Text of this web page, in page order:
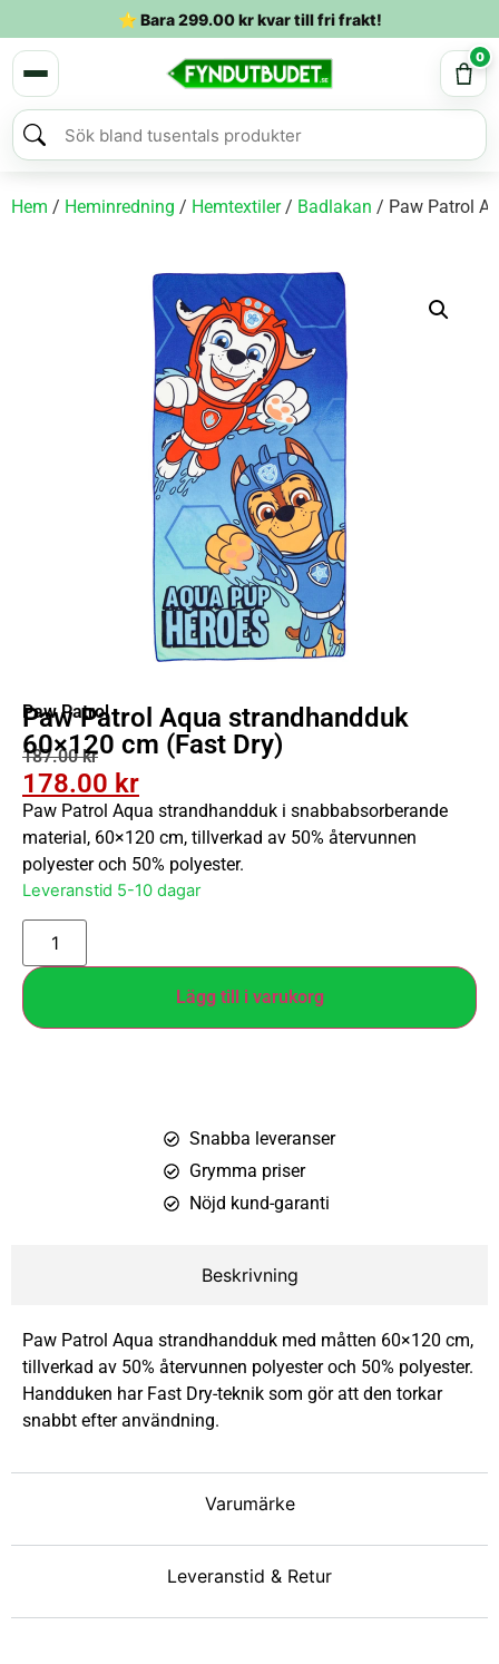
⭐ Bara299.00krkvar till fri frakt!
0
Hem / Heminredning / Hemtextiler/ Badlakan / Paw Patrol
Paw Patrol
Paw Patrol Aqua strandhandduk
60×120 cm (Fast Dry)
187.00kr
178.00 kr
Paw Patrol Aqua strandhandduk i snabbabsorberande
material, 60×120 cm, tillverkad av 50% återvunnen
polyester och 50% polyester.
Leveranstid 5-10 dagar
Lägg till i varukorg
Snabba leveranser
Grymma priser
Nöjd kund-garanti
Beskrivning
Varumärke
Leveranstid & Retur
Paw Patrol Aqua strandhandduk med måtten 60×120 cm,
tillverkad av 50% återvunnen polyester och 50% polyester.
Handduken har Fast Dry-teknik som gör att den torkar
snabbt efter användning.